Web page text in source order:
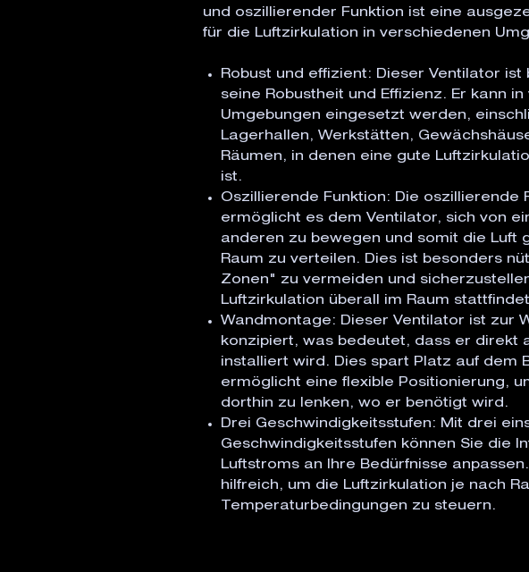
und oszillierender Funktion ist eine
für die Luftzirkulation in verschiedenen
Robust und effizient: Dieser Ventilator ist
seine Robustheit und Effizienz. Er kann
Umgebungen eingesetzt werden,
Lagerhallen, Werkstätten,
Räumen, in denen eine gute
ist.
Oszillierende Funktion: Die oszillierende
ermöglicht es dem Ventilator, sich von
anderen zu bewegen und somit die Luft
Raum zu verteilen. Dies ist besonders
Zonen" zu vermeiden und
Luftzirkulation überall im Raum
Wandmontage: Dieser Ventilator ist zur
konzipiert, was bedeutet, dass er direkt
installiert wird. Dies spart Platz auf dem
ermöglicht eine flexible Positionierung,
dorthin zu lenken, wo er benötigt wird.
Drei Geschwindigkeitsstufen: Mit drei
Geschwindigkeitsstufen können Sie die
Luftstroms an Ihre Bedürfnisse
hilfreich, um die Luftzirkulation je nach
Temperaturbedingungen zu steuern.